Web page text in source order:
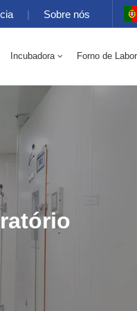
| Sobre nós
Incubadora Forno de